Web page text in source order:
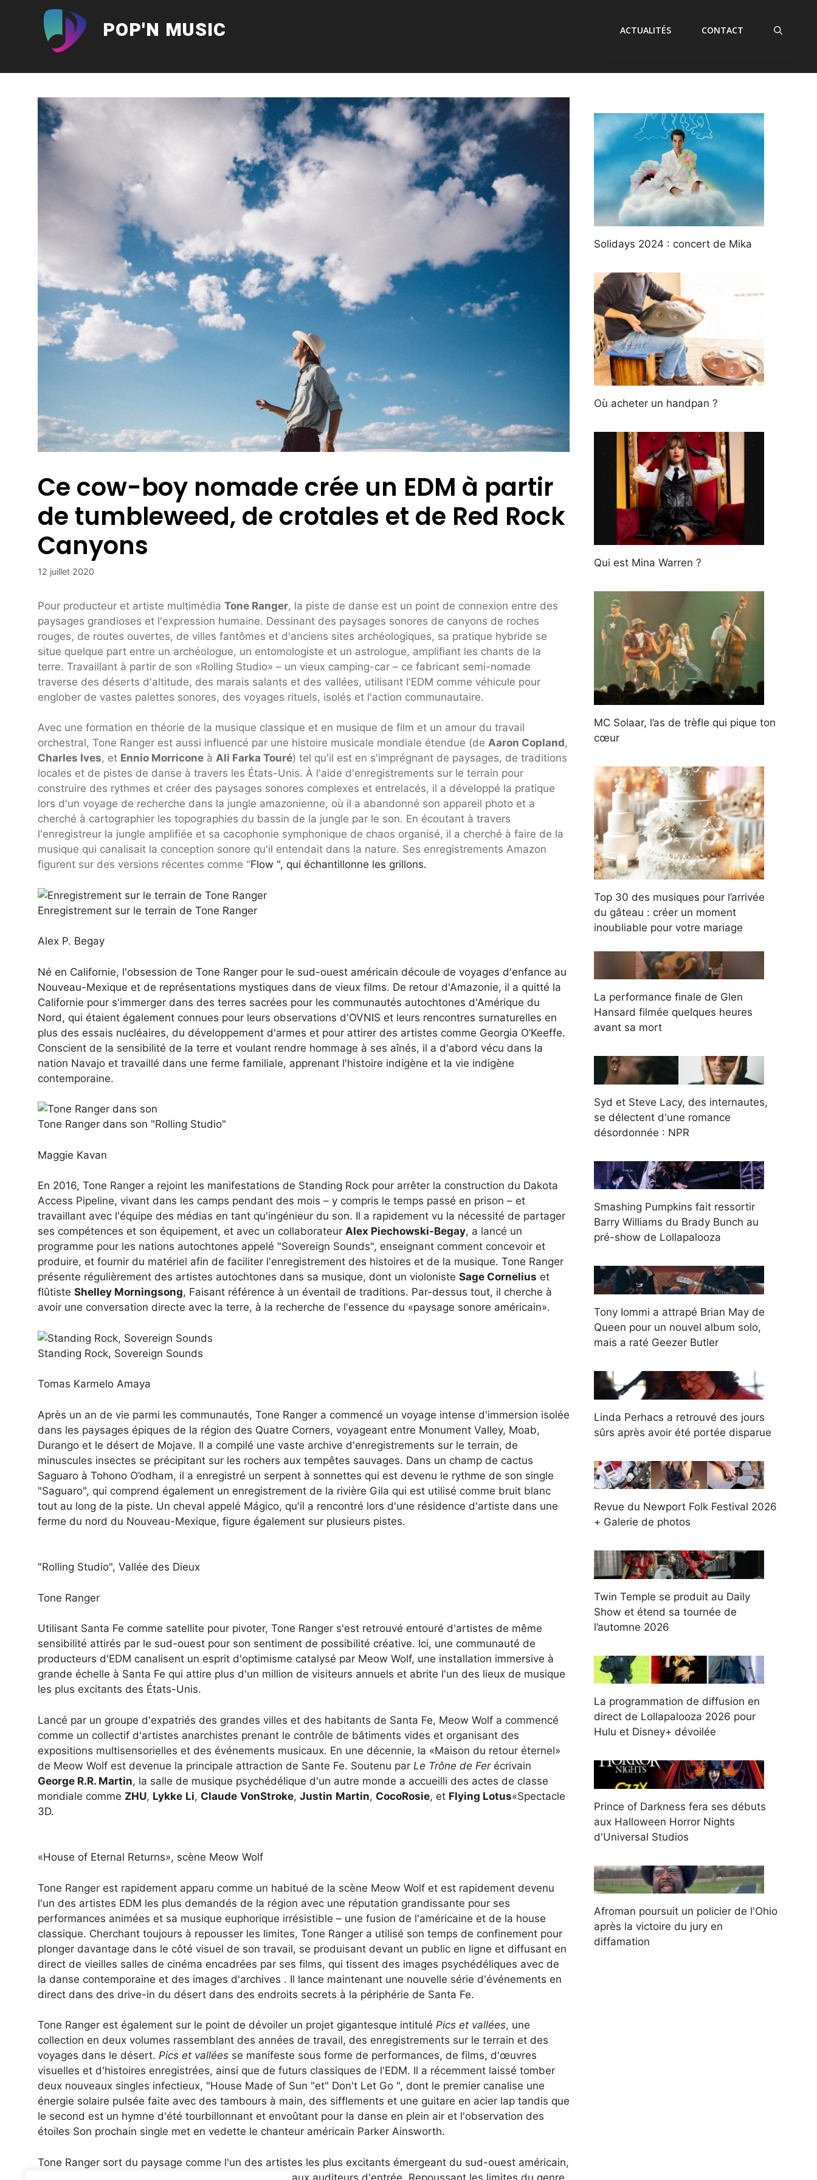
POP'N MUSIC ACTUALITÉS CONTACT
Ce cow-boy nomade crée un EDM à partir
de tumbleweed, de crotales et de Red Rock
Canyons
12 juillet 2020
Pour producteur et artiste multimédia Tone Ranger, la piste de danse est un point de connexion entre des
paysages grandioses et l'expression humaine. Dessinant des paysages sonores de canyons de roches
rouges, de routes ouvertes, de villes fantômes et d'anciens sites archéologiques, sa pratique hybride se
situe quelque part entre un archéologue, un entomologiste et un astrologue, amplifiant les chants de la
terre. Travaillant à partir de son «Rolling Studio» – un vieux camping-car – ce fabricant semi-nomade
traverse des déserts d'altitude, des marais salants et des vallées, utilisant l'EDM comme véhicule pour
englober de vastes palettes sonores, des voyages rituels, isolés et l'action communautaire.
Avec une formation en théorie de la musique classique et en musique de film et un amour du travail
orchestral, Tone Ranger est aussi influencé par une histoire musicale mondiale étendue (de Aaron Copland,
Charles Ives, et Ennio Morricone à Ali Farka Touré) tel qu'il est en s'imprégnant de paysages, de traditions
locales et de pistes de danse à travers les États-Unis. À l'aide d'enregistrements sur le terrain pour
construire des rythmes et créer des paysages sonores complexes et entrelacés, il a développé la pratique
lors d'un voyage de recherche dans la jungle amazonienne, où il a abandonné son appareil photo et a
cherché à cartographier les topographies du bassin de la jungle par le son. En écoutant à travers
l'enregistreur la jungle amplifiée et sa cacophonie symphonique de chaos organisé, il a cherché à faire de la
musique qui canalisait la conception sonore qu'il entendait dans la nature. Ses enregistrements Amazon
figurent sur des versions récentes comme "Flow ", qui échantillonne les grillons.
Enregistrement sur le terrain de Tone Ranger
Alex P. Begay
Né en Californie, l'obsession de Tone Ranger pour le sud-ouest américain découle de voyages d'enfance au
Nouveau-Mexique et de représentations mystiques dans de vieux films. De retour d'Amazonie, il a quitté la
Californie pour s'immerger dans des terres sacrées pour les communautés autochtones d'Amérique du
Nord, qui étaient également connues pour leurs observations d'OVNIS et leurs rencontres surnaturelles en
plus des essais nucléaires, du développement d'armes et pour attirer des artistes comme Georgia O’Keeffe.
Conscient de la sensibilité de la terre et voulant rendre hommage à ses aînés, il a d'abord vécu dans la
nation Navajo et travaillé dans une ferme familiale, apprenant l'histoire indigène et la vie indigène
contemporaine.
Tone Ranger dans son "Rolling Studio"
Maggie Kavan
En 2016, Tone Ranger a rejoint les manifestations de Standing Rock pour arrêter la construction du Dakota
Access Pipeline, vivant dans les camps pendant des mois – y compris le temps passé en prison – et
travaillant avec l'équipe des médias en tant qu'ingénieur du son. Il a rapidement vu la nécessité de partager
ses compétences et son équipement, et avec un collaborateur Alex Piechowski-Begay, a lancé un
programme pour les nations autochtones appelé "Sovereign Sounds", enseignant comment concevoir et
produire, et fournir du matériel afin de faciliter l'enregistrement des histoires et de la musique. Tone Ranger
présente régulièrement des artistes autochtones dans sa musique, dont un violoniste Sage Cornelius et
flûtiste Shelley Morningsong, Faisant référence à un éventail de traditions. Par-dessus tout, il cherche à
avoir une conversation directe avec la terre, à la recherche de l'essence du «paysage sonore américain».
Standing Rock, Sovereign Sounds
Tomas Karmelo Amaya
Après un an de vie parmi les communautés, Tone Ranger a commencé un voyage intense d'immersion isolée
dans les paysages épiques de la région des Quatre Corners, voyageant entre Monument Valley, Moab,
Durango et le désert de Mojave. Il a compilé une vaste archive d'enregistrements sur le terrain, de
minuscules insectes se précipitant sur les rochers aux tempêtes sauvages. Dans un champ de cactus
Saguaro à Tohono O’odham, il a enregistré un serpent à sonnettes qui est devenu le rythme de son single
"Saguaro", qui comprend également un enregistrement de la rivière Gila qui est utilisé comme bruit blanc
tout au long de la piste. Un cheval appelé Mágico, qu'il a rencontré lors d'une résidence d'artiste dans une
ferme du nord du Nouveau-Mexique, figure également sur plusieurs pistes.
"Rolling Studio", Vallée des Dieux
Tone Ranger
Utilisant Santa Fe comme satellite pour pivoter, Tone Ranger s'est retrouvé entouré d'artistes de même
sensibilité attirés par le sud-ouest pour son sentiment de possibilité créative. Ici, une communauté de
producteurs d'EDM canalisent un esprit d'optimisme catalysé par Meow Wolf, une installation immersive à
grande échelle à Santa Fe qui attire plus d'un million de visiteurs annuels et abrite l'un des lieux de musique
les plus excitants des États-Unis.
Lancé par un groupe d'expatriés des grandes villes et des habitants de Santa Fe, Meow Wolf a commencé
comme un collectif d'artistes anarchistes prenant le contrôle de bâtiments vides et organisant des
expositions multisensorielles et des événements musicaux. En une décennie, la «Maison du retour éternel»
de Meow Wolf est devenue la principale attraction de Sante Fe. Soutenu par Le Trône de Ferécrivain
George R.R. Martin, la salle de musique psychédélique d'un autre monde a accueilli des actes de classe
mondiale comme ZHU, Lykke Li, Claude VonStroke, Justin Martin, CocoRosie, et Flying Lotus«Spectacle
3D.
«House of Eternal Returns», scène Meow Wolf
Tone Ranger est rapidement apparu comme un habitué de la scène Meow Wolf et est rapidement devenu
l'un des artistes EDM les plus demandés de la région avec une réputation grandissante pour ses
performances animées et sa musique euphorique irrésistible – une fusion de l'américaine et de la house
classique. Cherchant toujours à repousser les limites, Tone Ranger a utilisé son temps de confinement pour
plonger davantage dans le côté visuel de son travail, se produisant devant un public en ligne et diffusant en
direct de vieilles salles de cinéma encadrées par ses films, qui tissent des images psychédéliques avec de
la danse contemporaine et des images d'archives . Il lance maintenant une nouvelle série d'événements en
direct dans des drive-in du désert dans des endroits secrets à la périphérie de Santa Fe.
Tone Ranger est également sur le point de dévoiler un projet gigantesque intitulé Pics et vallées, une
collection en deux volumes rassemblant des années de travail, des enregistrements sur le terrain et des
voyages dans le désert. Pics et vallées se manifeste sous forme de performances, de films, d'œuvres
visuelles et d'histoires enregistrées, ainsi que de futurs classiques de l'EDM. Il a récemment laissé tomber
deux nouveaux singles infectieux, "House Made of Sun "et" Don't Let Go ", dont le premier canalise une
énergie solaire pulsée faite avec des tambours à main, des sifflements et une guitare en acier lap tandis que
le second est un hymne d'été tourbillonnant et envoûtant pour la danse en plein air et l'observation des
étoiles Son prochain single met en vedette le chanteur américain Parker Ainsworth.
Tone Ranger sort du paysage comme l'un des artistes les plus excitants émergeant du sud-ouest américain,
apportant un son hypnotique et frais qui est garanti aux auditeurs d'entrée. Repoussant les limites du genre
Solidays 2024 : concert de Mika
Où acheter un handpan ?
Qui est Mina Warren ?
MC Solaar, l’as de trèfle qui pique ton
cœur
Top 30 des musiques pour l’arrivée
du gâteau : créer un moment
inoubliable pour votre mariage
La performance finale de Glen
Hansard filmée quelques heures
avant sa mort
Syd et Steve Lacy, des internautes,
se délectent d'une romance
désordonnée : NPR
Smashing Pumpkins fait ressortir
Barry Williams du Brady Bunch au
pré-show de Lollapalooza
Tony Iommi a attrapé Brian May de
Queen pour un nouvel album solo,
mais a raté Geezer Butler
Linda Perhacs a retrouvé des jours
sûrs après avoir été portée disparue
Revue du Newport Folk Festival 2026
+ Galerie de photos
Twin Temple se produit au Daily
Show et étend sa tournée de
l’automne 2026
La programmation de diffusion en
direct de Lollapalooza 2026 pour
Hulu et Disney+ dévoilée
Prince of Darkness fera ses débuts
aux Halloween Horror Nights
d'Universal Studios
Afroman poursuit un policier de l'Ohio
après la victoire du jury en
diffamation